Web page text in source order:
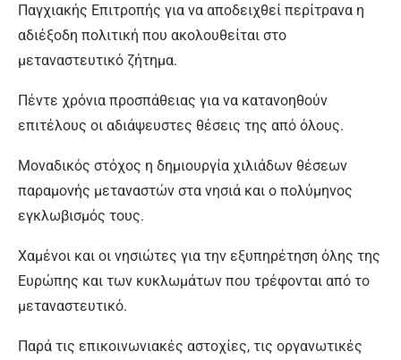
Παγχιακής Επιτροπής για να αποδειχθεί περίτρανα η
αδιέξοδη πολιτική που ακολουθείται στο
μεταναστευτικό ζήτημα.
Πέντε χρόνια προσπάθειας για να κατανοηθούν
επιτέλους οι αδιάψευστες θέσεις της από όλους.
Μοναδικός στόχος η δημιουργία χιλιάδων θέσεων
παραμονής μεταναστών στα νησιά και ο πολύμηνος
εγκλωβισμός τους.
Χαμένοι και οι νησιώτες για την εξυπηρέτηση όλης της
Ευρώπης και των κυκλωμάτων που τρέφονται από το
μεταναστευτικό.
Παρά τις επικοινωνιακές αστοχίες, τις οργανωτικές